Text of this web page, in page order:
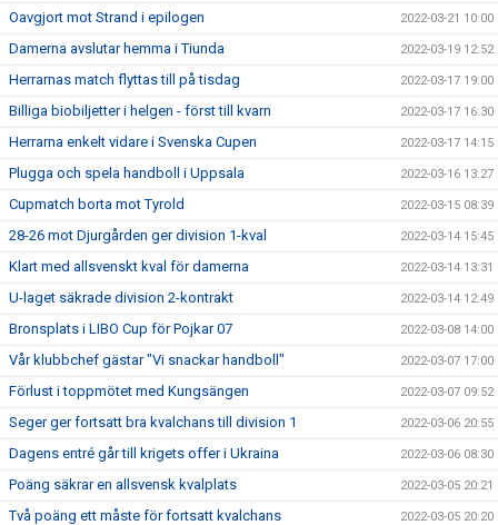
Oavgjort mot Strand i epilogen 2022-03-21 10:00
Damerna avslutar hemma i Tiunda 2022-03-19 12:52
Herrarnas match flyttas till på tisdag 2022-03-17 19:00
Billiga biobiljetter i helgen - först till kvarn 2022-03-17 16:30
Herrarna enkelt vidare i Svenska Cupen 2022-03-17 14:15
Plugga och spela handboll i Uppsala 2022-03-16 13:27
Cupmatch borta mot Tyrold 2022-03-15 08:39
28-26 mot Djurgården ger division 1-kval 2022-03-14 15:45
Klart med allsvenskt kval för damerna 2022-03-14 13:31
U-laget säkrade division 2-kontrakt 2022-03-14 12:49
Bronsplats i LIBO Cup för Pojkar 07 2022-03-08 14:00
Vår klubbchef gästar "Vi snackar handboll" 2022-03-07 17:00
Förlust i toppmötet med Kungsängen 2022-03-07 09:52
Seger ger fortsatt bra kvalchans till division 1 2022-03-06 20:55
Dagens entré går till krigets offer i Ukraina 2022-03-06 08:30
Poäng säkrar en allsvensk kvalplats 2022-03-05 20:21
Två poäng ett måste för fortsatt kvalchans 2022-03-05 20:20